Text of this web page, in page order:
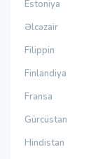
Estoniya
Əlcəzair
Filippin
Finlandiya
Fransa
Gürcüstan
Hindistan